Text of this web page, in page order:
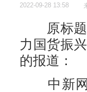
2022-09-28 13:58
原标题
力国货振
的报道：
中新网